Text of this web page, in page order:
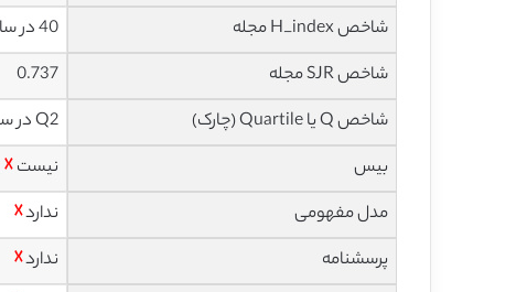
شاخص H_index مجله
40 در سال 2021
شاخص SJR مجله
0.737
شاخص Q یا Quartile (چارک)
Q2 در سال 2020
بیس
نیست☓
مدل مفهومی
ندارد☓
پرسشنامه
ندارد☓